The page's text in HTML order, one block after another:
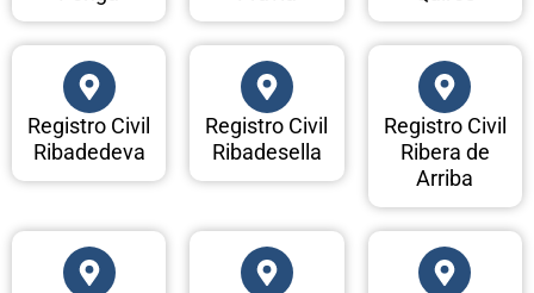
Registro Civil
Ribadedeva
Registro Civil
Ribadesella
Registro Civil
Ribera de
Arriba